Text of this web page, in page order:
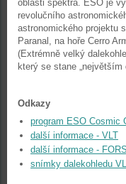
oblasti spektra. ESO je
revolučního
astronomického projektu
Paranal, na hoře Cerro
(Extrémně velký
který se stane
Odkazy
program ESO Cosmic
další informace - VLT
další informace - FORS
snímky dalekohledu